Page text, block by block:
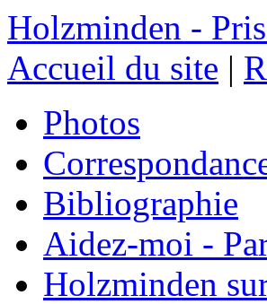
Holzminden -
Accueil du site |
Photos
Bibliographie
Aidez-moi -
Holzminden